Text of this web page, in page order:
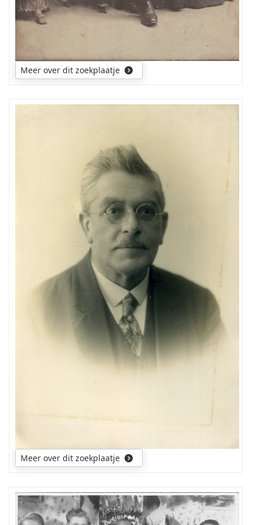
Meer over dit zoekplaatje
Meer over dit zoekplaatje
Ik